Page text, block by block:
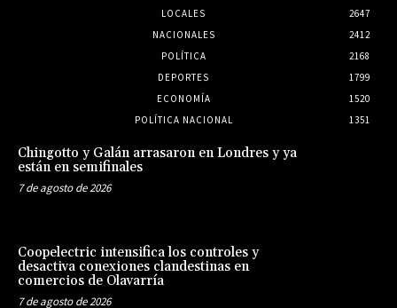
LOCALES
2647
NACIONALES
2412
POLÍTICA
2168
DEPORTES
1799
ECONOMÍA
1520
POLÍTICA NACIONAL
1351
Chingotto y Galán arrasaron en Londres y ya
están en semifinales
7 de agosto de 2026
Coopelectric intensifica los controles y
desactiva conexiones clandestinas en
comercios de Olavarría
7 de agosto de 2026